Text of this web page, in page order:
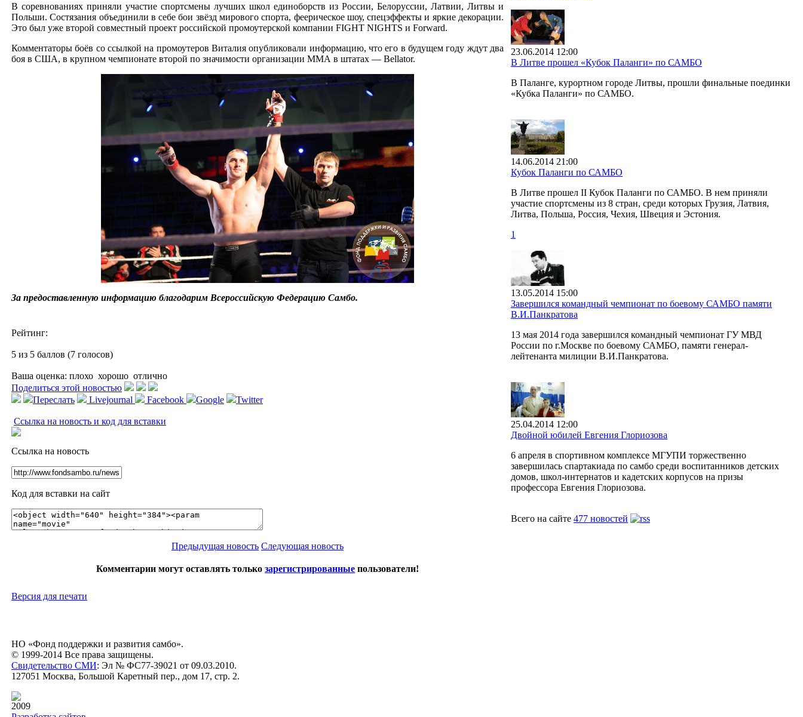
В соревнованиях приняли участие спортсмены лучших школ единоборств из России, Белоруссии, Латвии, Литвы и
Польши. Состязания объединили в себе бои звёзд мирового спорта, феерическое шоу, спецэффекты и яркие декорации.
Это был уже второй совместный проект российской промоутерской компании FIGHT NIGHTS и Forward.
Комментаторы боёв со ссылкой на промоутеров Виталия опубликовали информацию, что его в будущем году ждут два
боя в США, в крупном чемпионате второй по значимости организации ММА в штатах — Bellator.
За предоставленную информацию благодарим Всероссийскую Федерацию Самбо.
Рейтинг:
5 из 5 баллов (7 голосов)
Ваша оценка: плохо хорошо отлично
Поделиться этой новостью
Переслать
Livejournal Facebook Google Twitter
Ссылка на новость и код для вставки
Ссылка на новость
Код для вставки на сайт
Предыдущая новость Следующая новость
Комментарии могут оставлять только зарегистрированные пользователи!
Версия для печати
23.06.2014 12:00
В Литве прошел «Кубок Паланги» по САМБО
В Паланге, курортном городе Литвы, прошли финальные поединки
«Кубка Паланги» по САМБО.
14.06.2014 21:00
Кубок Паланги по САМБО
В Литве прошел II Кубок Паланги по САМБО. В нем приняли
участие спортсмены из 8 стран, среди которых Грузия, Латвия,
Литва, Польша, Россия, Чехия, Швеция и Эстония.
1
13.05.2014 15:00
Завершился командный чемпионат по боевому САМБО памяти
В.И.Панкратова
13 мая 2014 года завершился командный чемпионат ГУ МВД
России по г.Москве по боевому САМБО, памяти генерал-
лейтенанта милиции В.И.Панкратова.
25.04.2014 12:00
Двойной юбилей Евгения Глориозова
6 апреля в спортивном комплексе МГУПИ торжественно
завершилась спартакиада по самбо среди воспитанников детских
домов, школ-интернатов и кадетских корпусов на призы
профессора Евгения Глориозова.
Всего на сайте 477 новостей
НО «Фонд поддержки и развития самбо».
© 1999-2014 Все права защищены.
Свидетельство СМИ: Эл № ФС77-39021 от 09.03.2010.
127051 Москва, Большой Каретный пер., дом 17, стр. 2.
2009